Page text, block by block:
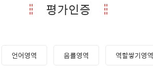
평가인증
언어영역 음률영역 역할쌓기영역